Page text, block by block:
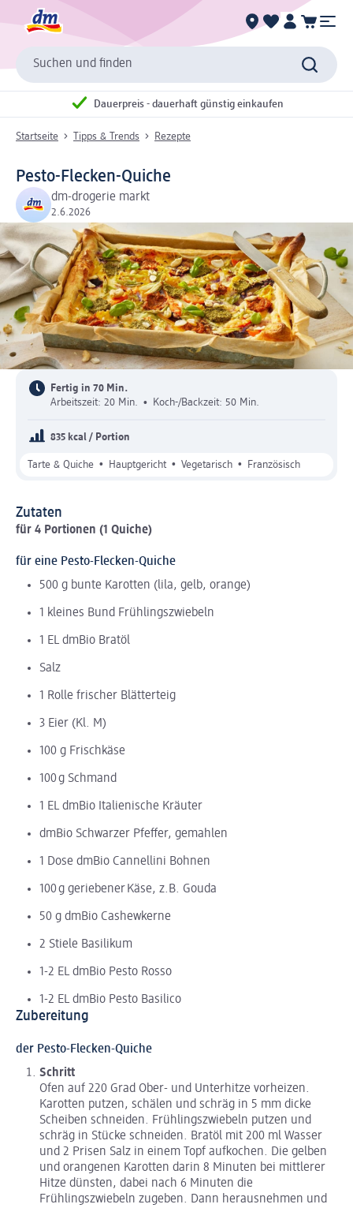
Suchen und finden
Dauerpreis - dauerhaft günstig einkaufen
Startseite Tipps & Trends Rezepte
Pesto-Flecken-Quiche
dm-drogerie markt
2.6.2026
Fertig in 70 Min.
Arbeitszeit: 20 Min. • Koch-/Backzeit: 50 Min.
835 kcal / Portion
Tarte & Quiche • Hauptgericht • Vegetarisch • Französisch
Zutaten
für 4 Portionen (1 Quiche)
für eine Pesto-Flecken-Quiche
500 g bunte Karotten (lila, gelb, orange)
1 kleines Bund Frühlingszwiebeln
1 EL dmBio Bratöl
Salz
1 Rolle frischer Blätterteig
3 Eier (Kl. M)
100 g Frischkäse
100 g Schmand
1 EL dmBio Italienische Kräuter
dmBio Schwarzer Pfeffer, gemahlen
1 Dose dmBio Cannellini Bohnen
100 g geriebener Käse, z.B. Gouda
50 g dmBio Cashewkerne
2 Stiele Basilikum
1-2 EL dmBio Pesto Rosso
1-2 EL dmBio Pesto Basilico
Zubereitung
der Pesto-Flecken-Quiche
Schritt
Ofen auf 220 Grad Ober- und Unterhitze vorheizen.
Karotten putzen, schälen und schräg in 5 mm dicke
Scheiben schneiden. Frühlingszwiebeln putzen und
schräg in Stücke schneiden. Bratöl mit 200 ml Wasser
und 2 Prisen Salz in einem Topf aufkochen. Die gelben
und orangenen Karotten darin 8 Minuten bei mittlerer
Hitze dünsten, dabei nach 6 Minuten die
Frühlingszwiebeln zugeben. Dann herausnehmen und